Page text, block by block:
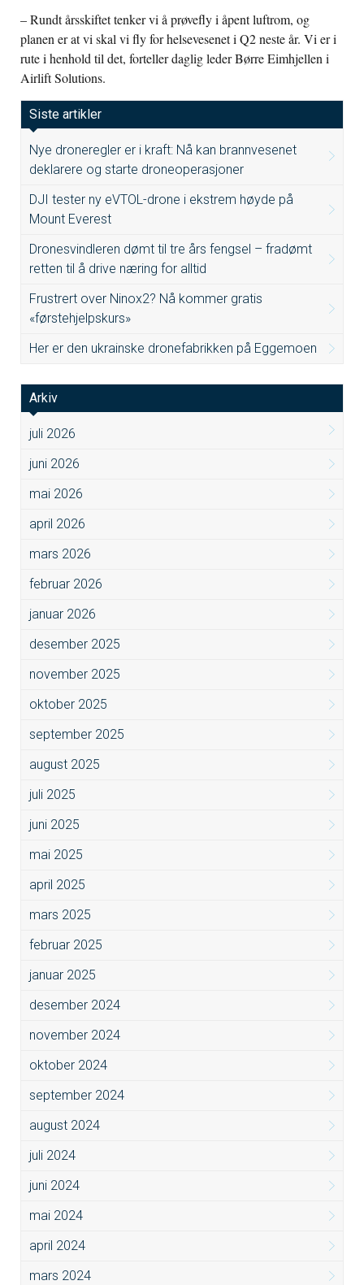
– Rundt årsskiftet tenker vi å prøvefly i åpent luftrom, og
planen er at vi skal vi fly for helsevesenet i Q2 neste år. Vi er i
rute i henhold til det, forteller daglig leder Børre Eimhjellen i
Airlift Solutions.
Siste artikler
Nye droneregler er i kraft: Nå kan brannvesenet
deklarere og starte droneoperasjoner
DJI tester ny eVTOL-drone i ekstrem høyde på
Mount Everest
Dronesvindleren dømt til tre års fengsel – fradømt
retten til å drive næring for alltid
Frustrert over Ninox2? Nå kommer gratis
«førstehjelpskurs»
Her er den ukrainske dronefabrikken på Eggemoen
Arkiv
juli 2026
juni 2026
mai 2026
april 2026
mars 2026
februar 2026
januar 2026
desember 2025
november 2025
oktober 2025
september 2025
august 2025
juli 2025
juni 2025
mai 2025
april 2025
mars 2025
februar 2025
januar 2025
desember 2024
november 2024
oktober 2024
september 2024
august 2024
juli 2024
juni 2024
mai 2024
april 2024
mars 2024